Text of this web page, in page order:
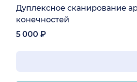
Дуплексное сканирование
конечностей
5 000 ₽